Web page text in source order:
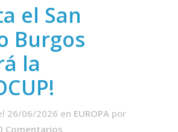
el San
Burgos
la
26/06/2026 en EUROPA por
Comentarios